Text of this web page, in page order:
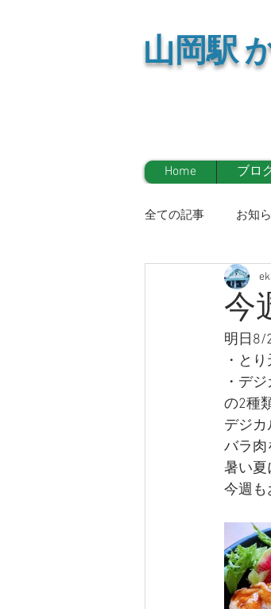
山岡駅
Home ブロ
全ての記事 お知
イベント情報！
お知らせ！
今
明日8/
・と
・デ
の2種
デジカ
バラ肉
暑い夏
今週も